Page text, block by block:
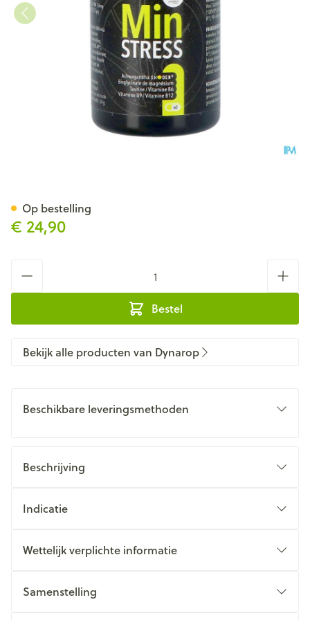
€ 24,90
Bestel
Op bestelling
Bekijk alle producten van Dynarop
Beschikbare leveringsmethoden
Beschrijving
Indicatie
Wettelijk verplichte informatie
Samenstelling